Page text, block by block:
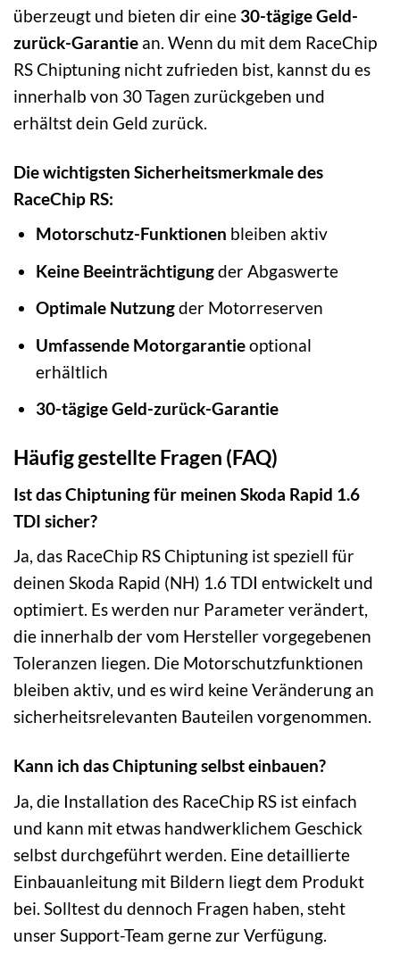
überzeugt und bieten dir eine 30-tägige Geld-
zurück-Garantie an. Wenn du mit dem RaceChip
RS Chiptuning nicht zufrieden bist, kannst du es
innerhalb von 30 Tagen zurückgeben und
erhältst dein Geld zurück.
Die wichtigsten Sicherheitsmerkmale des
RaceChip RS:
Motorschutz-Funktionen bleiben aktiv
Keine Beeinträchtigungder Abgaswerte
Optimale Nutzungder Motorreserven
Umfassende Motorgarantieoptional
erhältlich
30-tägige Geld-zurück-Garantie
Häufig gestellte Fragen (FAQ)
Ist das Chiptuning für meinen Skoda Rapid 1.6
TDI sicher?
Ja, das RaceChip RS Chiptuning ist speziell für
deinen Skoda Rapid (NH) 1.6 TDI entwickelt und
optimiert. Es werden nur Parameter verändert,
die innerhalb der vom Hersteller vorgegebenen
Toleranzen liegen. Die Motorschutzfunktionen
bleiben aktiv, und es wird keine Veränderung an
sicherheitsrelevanten Bauteilen vorgenommen.
Kann ich das Chiptuning selbst einbauen?
Ja, die Installation des RaceChip RS ist einfach
und kann mit etwas handwerklichem Geschick
selbst durchgeführt werden. Eine detaillierte
Einbauanleitung mit Bildern liegt dem Produkt
bei. Solltest du dennoch Fragen haben, steht
unser Support-Team gerne zur Verfügung.